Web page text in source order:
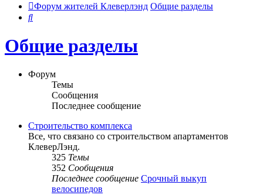
Форум жителей Клеверлэнд Общие разделы
Поиск
Общие разделы
Форум
Темы
Сообщения
Последнее сообщение
Строительство комплекса
Все, что связано со строительством апартаментов
КлеверЛэнд.
325 Темы
352 Сообщения
Последнее сообщение Срочный выкуп
велосипедов